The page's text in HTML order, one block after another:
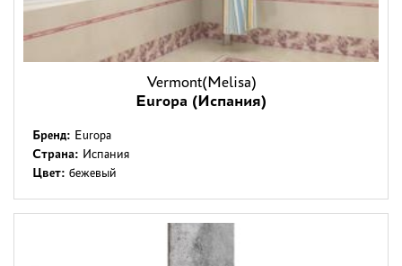
Vermont(Melisa)
Europa (Испания)
Бренд: Europa
Страна: Испания
Цвет: бежевый